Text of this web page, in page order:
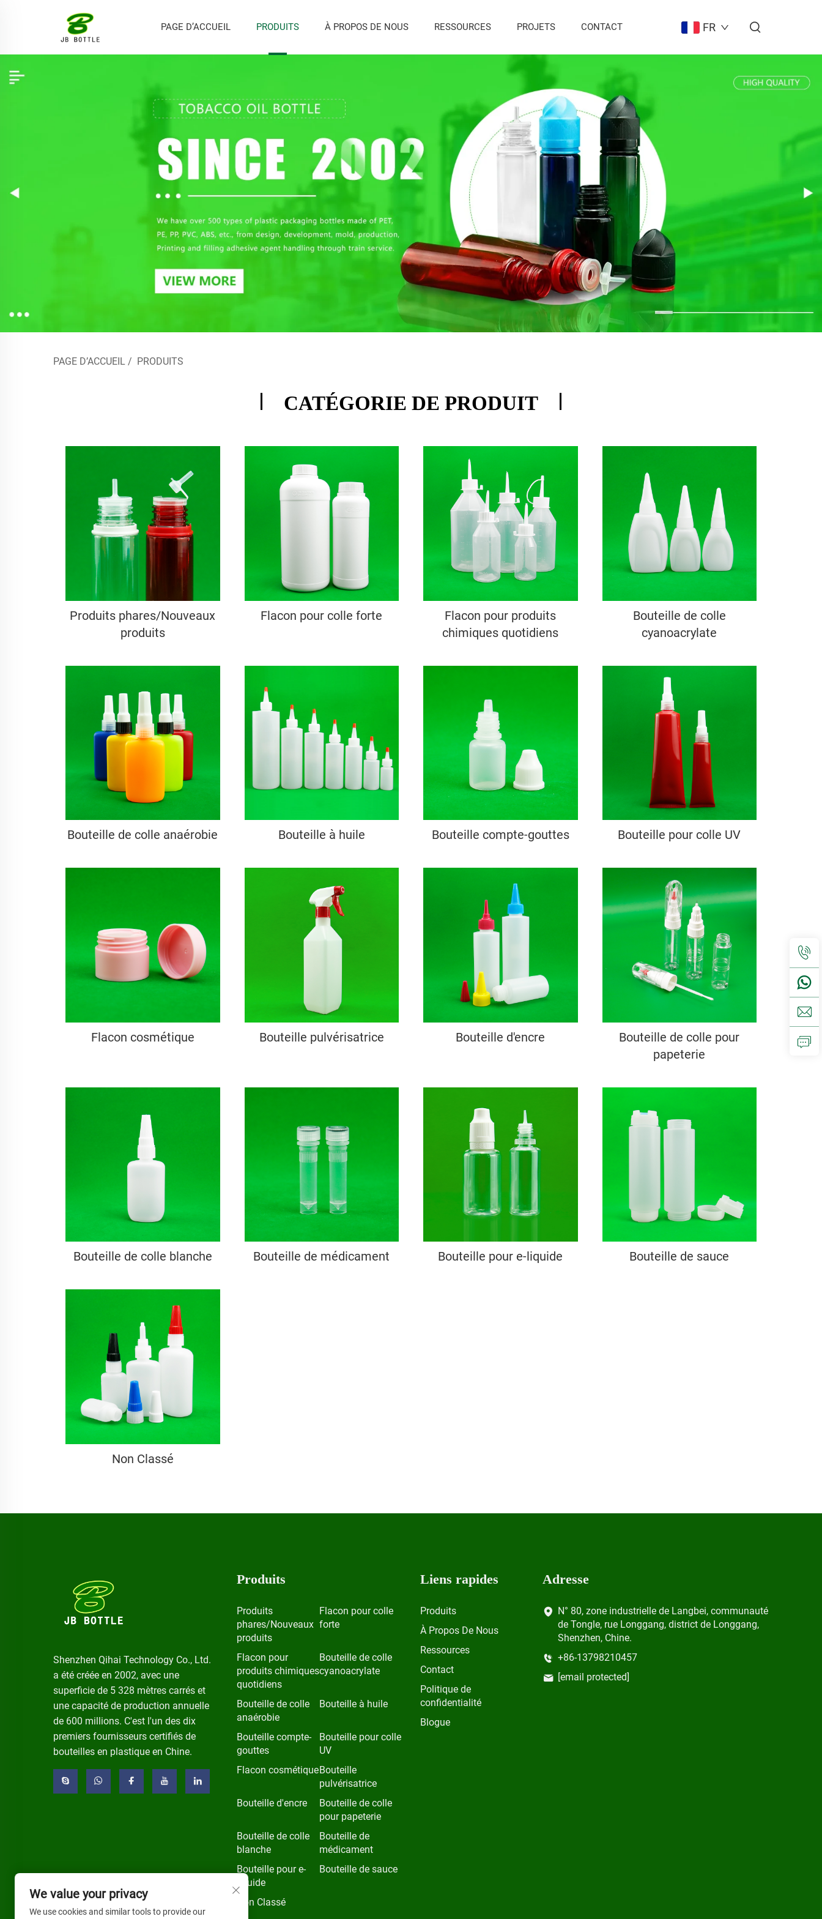
PAGE D’ACCUEIL PRODUITS À PROPOS DE NOUS RESSOURCES PROJETS CONTACT FR
PAGE D’ACCUEIL / PRODUITS
CATÉGORIE DE PRODUIT
Produits phares/Nouveaux
produits
Flacon pour colle forte
Flacon pour produits
chimiques quotidiens
Bouteille de colle
cyanoacrylate
Bouteille de colle anaérobie Bouteille à huile Bouteille compte-gouttes Bouteille pour colle UV
Flacon cosmétique Bouteille pulvérisatrice Bouteille d'encre
Bouteille de colle pour
papeterie
Bouteille de colle blanche Bouteille de médicament Bouteille pour e-liquide Bouteille de sauce
Non Classé
Shenzhen Qihai Technology Co., Ltd.
a été créée en 2002, avec une
superficie de 5 328 mètres carrés et
une capacité de production annuelle
de 600 millions. C'est l'un des dix
premiers fournisseurs certifiés de
bouteilles en plastique en Chine.
Produits
Produits
phares/Nouveaux
produits
Flacon pour colle
forte
Flacon pour
produits chimiques
quotidiens
Bouteille de colle
cyanoacrylate
Bouteille de colle
anaérobie
Bouteille à huile
Bouteille compte-
gouttes
Bouteille pour colle
UV
Flacon cosmétiqueBouteille
pulvérisatrice
Bouteille d'encre
Bouteille de colle
pour papeterie
Bouteille de colle
blanche
Bouteille de
médicament
Bouteille pour e-
liquide
Bouteille de sauce
Non Classé
Liens rapides
Produits
À Propos De Nous
Ressources
Contact
Politique de
confidentialité
Blogue
Adresse
N° 80, zone industrielle de Langbei, communauté
de Tongle, rue Longgang, district de Longgang,
Shenzhen, Chine.
+86-13798210457
[email protected]
We value your privacy
We use cookies and similar tools to provide our